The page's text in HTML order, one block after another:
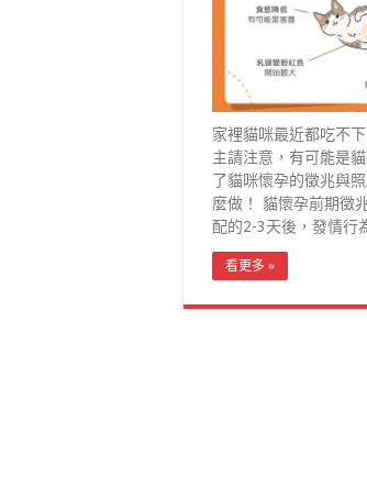
家裡貓咪最近都吃不
主請注意，有可能是
了貓咪懷孕的徵兆與
麼做！ 貓懷孕前期徵
配的2-3天後，發情行
看更多 »